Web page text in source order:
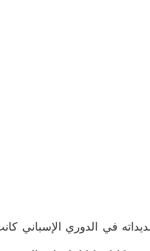
في الدوري الإسباني